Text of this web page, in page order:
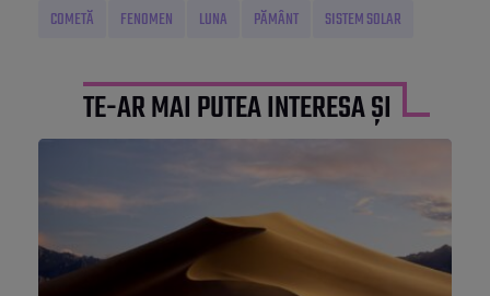
COMETĂ FENOMEN LUNA PĂMÂNT SISTEM SOLAR
TE-AR MAI PUTEA INTERESA ȘI